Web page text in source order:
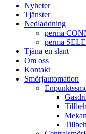
Nyheter
Tjänster
Nedladdning
perma
perma
Tjäna en slant
Om oss
Kontakt
Smörjautomation